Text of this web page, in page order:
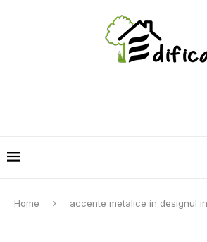
Home accente metalice in designul